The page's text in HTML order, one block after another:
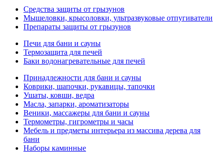
Средства защиты от грызунов
Мышеловки, крысоловки, ультразвуковые отпугиватели
Препараты защиты от грызунов
Печи для бани и сауны
Термозащита для печей
Баки водонагревательные для печей
Принадлежности для бани и сауны
Коврики, шапочки, рукавицы, тапочки
Ушаты, ковши, ведра
Масла, запарки, ароматизаторы
Веники, массажеры для бани и сауны
Термометры, гигрометры и часы
Мебель и предметы интерьера из массива дерева для
бани
Наборы каминные